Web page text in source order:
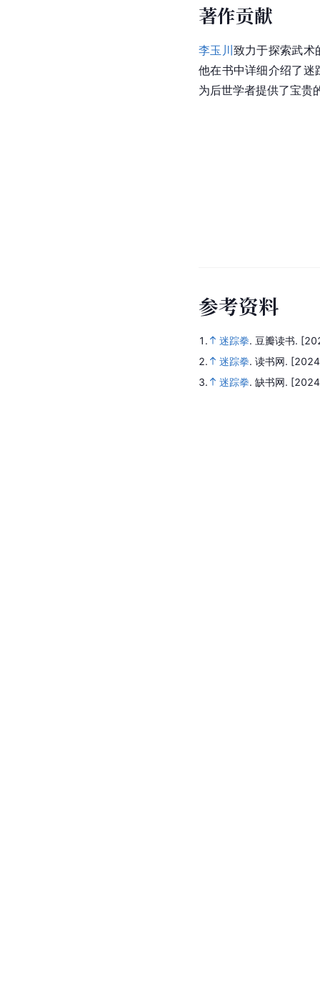
著作贡献
李玉川致力于探索武术
他在书中详细介绍了迷
为后世学者提供了宝贵
参考资料
1. 迷踪拳. 豆瓣读书.
2.
迷踪拳. 读书网.
3.
迷踪拳. 缺书网.